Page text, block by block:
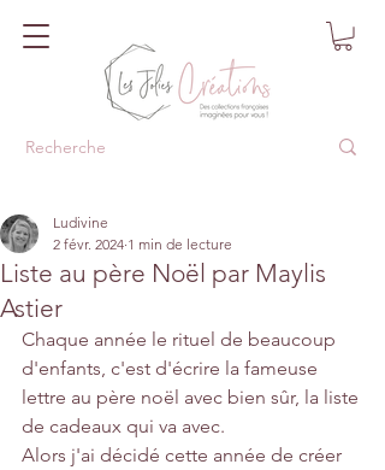
Liste au père Noël par Maylis
Astier
Ludivine
2 févr. 2024 1 min de lecture
Chaque année le rituel de beaucoup
d'enfants, c'est d'écrire la fameuse
lettre au père noël avec bien sûr, la liste
de cadeaux qui va avec.
Alors j'ai décidé cette année de créer